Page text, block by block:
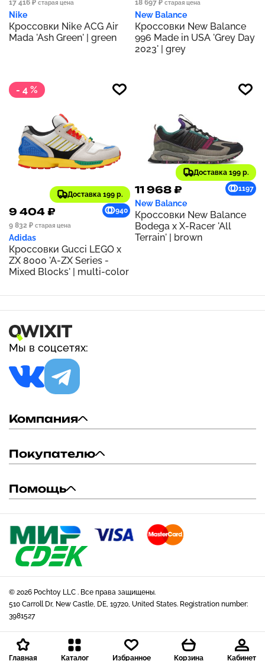
17 416 ₽ старая цена
Nike
Кроссовки Nike ACG Air
Mada 'Ash Green' | green
18 697 ₽ старая цена
New Balance
Кроссовки New Balance
996 Made in USA 'Grey Day
2023' | grey
- 4 %
Доставка 199 р.
9 404 ₽
940
9 832 ₽ старая цена
Adidas
Кроссовки Gucci LEGO x
ZX 8000 'A-ZX Series -
Mixed Blocks' | multi-color
Доставка 199 р.
11 968 ₽ 1197
New Balance
Кроссовки New Balance
Bodega x X-Racer 'All
Terrain' | brown
Мы в соцсетях:
Компания
Покупателю
Помощь
© 2026 Pochtoy LLC . Все права защищены.
510 Carroll Dr, New Castle, DE, 19720, United States. Registration number:
3981527
Главная Каталог Избранное Корзина Кабинет